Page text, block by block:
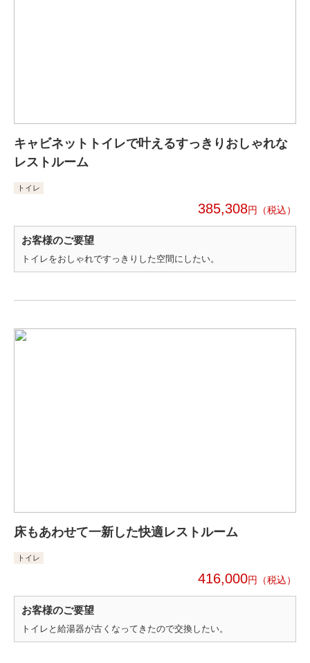
キャビネットトイレで叶えるすっきりおしゃれな
レストルーム
トイレ
385,308円
お客様のご要望
トイレをおしゃれですっきりした空間にしたい。
床もあわせて一新した快適レストルーム
トイレ
416,000円
お客様のご要望
トイレと給湯器が古くなってきたので交換したい。